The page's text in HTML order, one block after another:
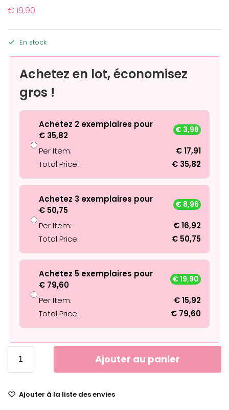
€19,90
En stock
Achetez en lot, économisez
gros !
Achetez 2 exemplaires pour
€ 35,82
€ 3,98
Per Item: €17,91
Total Price:
€ 35,82
Achetez 3 exemplaires pour
€ 50,75
€ 8,96
Per Item: €16,92
Total Price:
€ 50,75
Achetez 5 exemplaires pour
€ 79,60
€19,90
Per Item: €15,92
Total Price:
€ 79,60
Ajouter au panier
Ajouter à la liste des envies